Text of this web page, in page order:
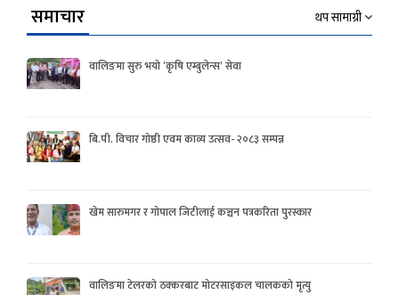
समाचार थप सामाग्री
वालिङमा सुरु भयो ‘कृषि एम्बुलेन्स’ सेवा
बि.पी. विचार गोष्ठी एवम काव्य उत्सव- २०८३ सम्पन्न
खेम सारुमगर र गोपाल जिटीलाई कञ्चन पत्रकरिता पुरस्कार
वालिङमा टेलरको ठक्करबाट मोटरसाइकल चालकको मृत्यु